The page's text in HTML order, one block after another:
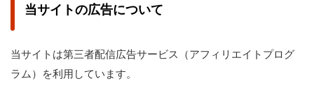
当サイトの広告について
当サイトは第三者配信広告サービス（アフィリエイトプログ
ラム）を利用しています。